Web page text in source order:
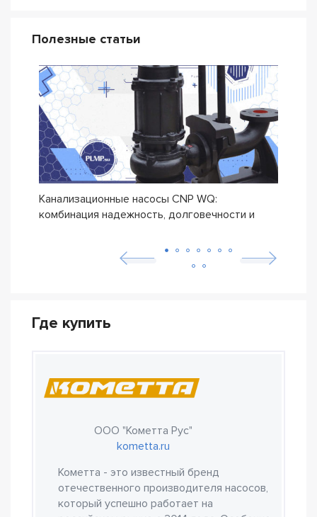
Полезные статьи
Канализационные насосы CNP WQ:
комбинация надежность, долговечности и
Где купить
ООО "Кометта Рус"
kometta.ru
Кометта - это известный бренд
отечественного производителя насосов,
который успешно работает на